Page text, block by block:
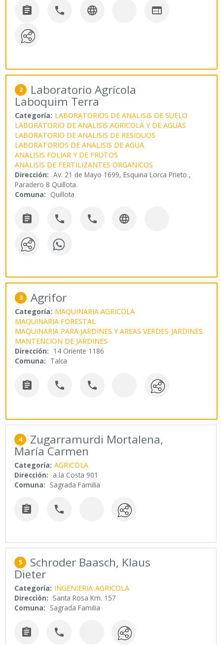
   
2 Laboratorio Agrícola
Laboquim Terra
Categoría: LABORATORIOS DE ANALISIS DE SUELO
LABORATORIO DE ANALISIS AGRICOLA Y DE AGUAS
LABORATORIO DE ANALISIS DE RESIDUOS
LABORATORIOS DE ANALISIS DE AGUA
ANALISIS FOLIAR Y DE FRUTOS
ANALISIS DE FERTILIZANTES ORGANICOS
Dirección: Av. 21 de Mayo 1699, Esquina Lorca Prieto ,
Paradero 8 Quillota.
Comuna: Quillota
   
3 Agrifor
Categoría: MAQUINARIA AGRICOLA
MAQUINARIA FORESTAL
MAQUINARIA PARA JARDINES Y AREAS VERDES JARDINES
MANTENCION DE JARDINES
Dirección: 14 Oriente 1186
Comuna: Talca
  
4 Zugarramurdi Mortalena,
María Carmen
Categoría: AGRICOLA
Dirección: a la Costa 901
Comuna: Sagrada Familia
 
5 Schroder Baasch, Klaus
Dieter
Categoría: INGENIERIA AGRICOLA
Dirección: Santa Rosa Km. 157
Comuna: Sagrada Familia
 